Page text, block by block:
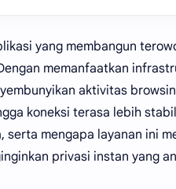
yang membangun
memanfaatkan
aktivitas
koneksi terasa lebih
serta mengapa layanan ini
privasi instan yang